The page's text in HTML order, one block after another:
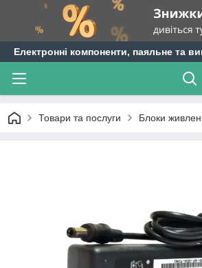
Електронні компоненти, паяльне та
Товари та послуги Блоки